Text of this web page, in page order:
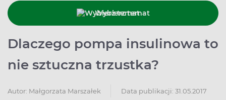
Wybierz temat
Dlaczego pompa insulinowa to
nie sztuczna trzustka?
Autor: Małgorzata Marszałek Data publikacji: 31.05.2017